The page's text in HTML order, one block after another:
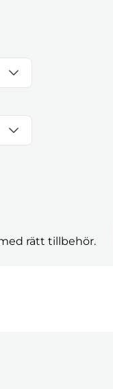
rätt tillbehör.